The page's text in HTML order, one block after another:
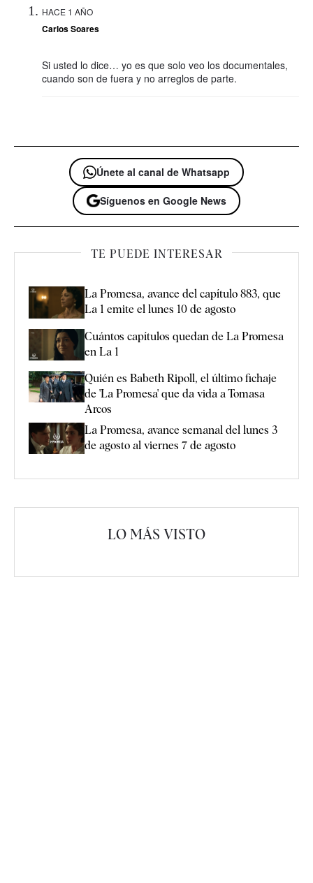
HACE 1 AÑO
Carlos Soares
Si usted lo dice… yo es que solo veo los documentales,
cuando son de fuera y no arreglos de parte.
Únete al canal de Whatsapp
Síguenos en Google News
TE PUEDE INTERESAR
La Promesa, avance del capítulo 883, que
La 1 emite el lunes 10 de agosto
Cuántos capítulos quedan de La Promesa
en La 1
Quién es Babeth Ripoll, el último fichaje
de 'La Promesa' que da vida a Tomasa
Arcos
La Promesa, avance semanal del lunes 3
de agosto al viernes 7 de agosto
LO MÁS VISTO